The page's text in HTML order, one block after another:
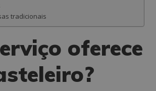
tradicionais
oferece